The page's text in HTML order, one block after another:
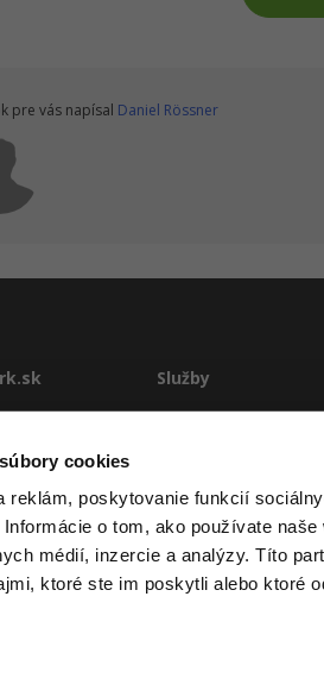
cookies
reklám, poskytovanie funkcií
o tom, ako používate
médií, inzercie a analýzy. Títo
ktoré ste im poskytli alebo ktoré
pre vás napísal Daniel Rössner
podmienky
Služby
Školenia
Pre firmy